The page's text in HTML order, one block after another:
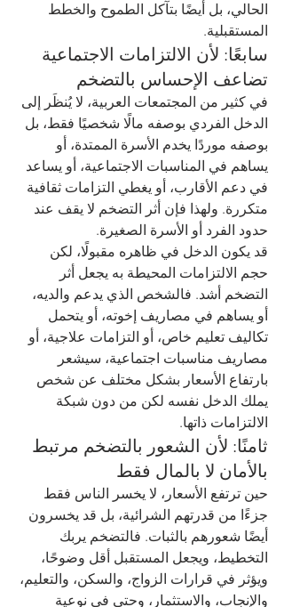
الحالي، بل أيضًا بتآكل الطموح والخطط
المستقبلية.
سابعًا: لأن الالتزامات الاجتماعية
تضاعف الإحساس بالتضخم
في كثير من المجتمعات العربية، لا يُنظَر إلى
الدخل الفردي بوصفه مالًا شخصيًا فقط، بل
بوصفه موردًا يخدم الأسرة الممتدة، أو
يساهم في المناسبات الاجتماعية، أو يساعد
في دعم الأقارب، أو يغطي التزامات ثقافية
متكررة. ولهذا فإن أثر التضخم لا يقف عند
حدود الفرد أو الأسرة الصغيرة.
قد يكون الدخل في ظاهره مقبولًا، لكن
حجم الالتزامات المحيطة به يجعل أثر
التضخم أشد. فالشخص الذي يدعم والديه،
أو يساهم في مصاريف إخوته، أو يتحمل
تكاليف تعليم خاص، أو التزامات علاجية، أو
مصاريف مناسبات اجتماعية، سيشعر
بارتفاع الأسعار بشكل مختلف عن شخص
يملك الدخل نفسه لكن من دون شبكة
الالتزامات ذاتها.
ثامنًا: لأن الشعور بالتضخم مرتبط
بالأمان لا بالمال فقط
حين ترتفع الأسعار، لا يخسر الناس فقط
جزءًا من قدرتهم الشرائية، بل قد يخسرون
أيضًا شعورهم بالثبات. فالتضخم يربك
التخطيط، ويجعل المستقبل أقل وضوحًا،
ويؤثر في قرارات الزواج، والسكن، والتعليم،
والإنجاب، والاستثمار، وحتى في نوعية